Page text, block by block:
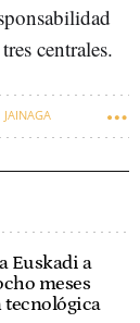
centrales.
JAINAGA
Euskadi a
meses
tecnológica